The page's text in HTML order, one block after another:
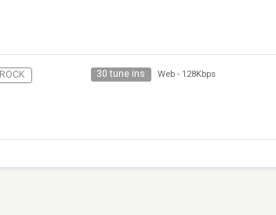
ROCK 30 tune ins Web - 128Kbps